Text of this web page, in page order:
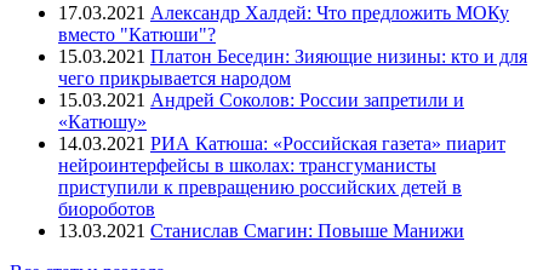
17.03.2021 Александр Халдей: Что предложить МОКу
вместо "Катюши"?
15.03.2021 Платон Беседин: Зияющие низины: кто и для
чего прикрывается народом
15.03.2021 Андрей Соколов: России запретили и
«Катюшу»
14.03.2021 РИА Катюша: «Российская газета» пиарит
нейроинтерфейсы в школах: трансгуманисты
приступили к превращению российских детей в
биороботов
13.03.2021 Станислав Смагин: Повыше Манижи